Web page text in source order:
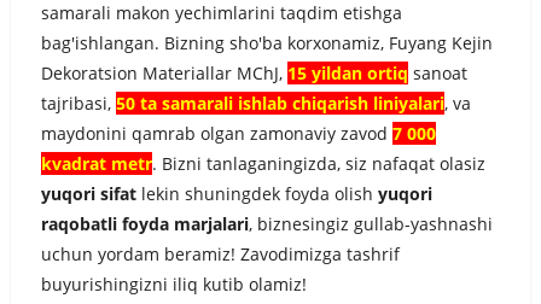
samarali makon yechimlarini taqdim etishga
bag'ishlangan. Bizning sho'ba korxonamiz, Fuyang Kejin
Dekoratsion Materiallar MChJ, 15 yildan ortiq sanoat
tajribasi, 50 ta samarali ishlab chiqarish liniyalari, va
maydonini qamrab olgan zamonaviy zavod 7 000
kvadrat metr. Bizni tanlaganingizda, siz nafaqat olasiz
yuqori sifatlekin shuningdek foyda olish yuqori
raqobatli foyda marjalari, biznesingiz gullab-yashnashi
uchun yordam beramiz! Zavodimizga tashrif
buyurishingizni iliq kutib olamiz!
Spanish
Portuguese
Urdu
Turkish
Italian
German
Japanese